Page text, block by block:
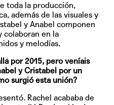
toda la producción,
además de las visuales y
y Anabel componen
colaboran en la
y melodías.
por 2015, pero veníais
y Cristabel por un
surgió esta unión?
Rachel acababa de